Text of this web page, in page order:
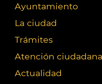
Ayuntamiento
La ciudad
Trámites
Atención ciudadana
Actualidad